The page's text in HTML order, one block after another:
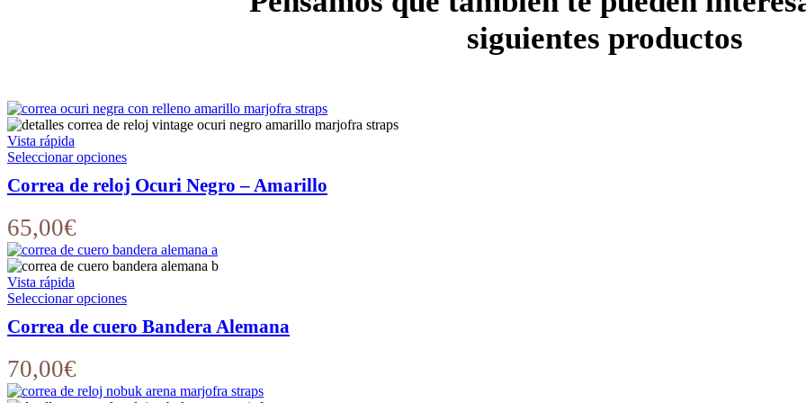
siguientes productos
Vista rápida
Seleccionar opcionesEste
tiene
opciones
se
elegir
la
producto
Correa de reloj Ocuri Negro – Amarillo
65,00€
Vista rápida
Seleccionar opcionesEste
tiene
opciones
Correa de cuero Bandera Alemana
70,00€